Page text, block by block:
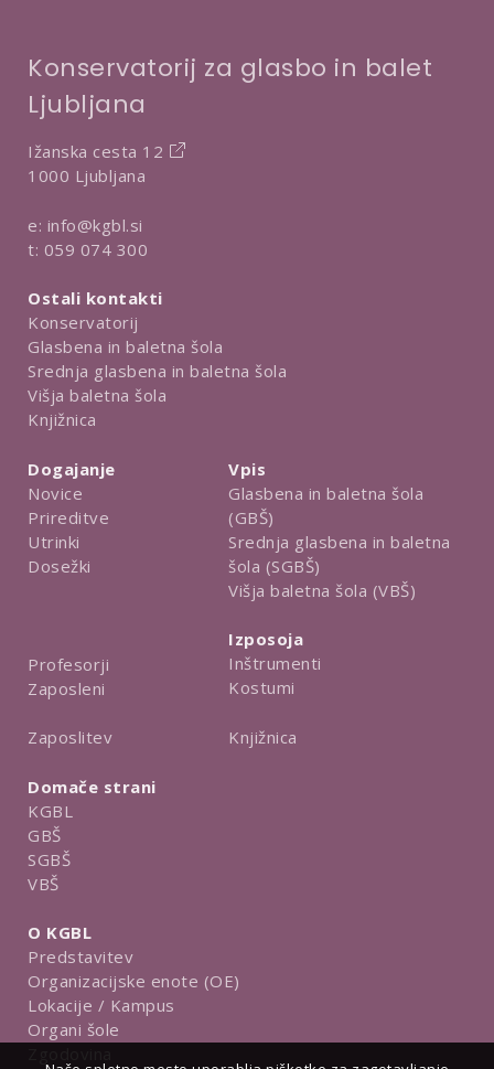
Konservatorij za glasbo in balet
Ljubljana
Ižanska cesta 12
1000 Ljubljana
e: info@kgbl.si
t: 059 074 300
Ostali kontakti
Konservatorij
Glasbena in baletna šola
Srednja glasbena in baletna šola
Višja baletna šola
Knjižnica
Dogajanje
Novice
Prireditve
Utrinki
Dosežki
Profesorji
Zaposleni
Zaposlitev
Vpis
Glasbena in baletna šola
(GBŠ)
Srednja glasbena in baletna
šola (SGBŠ)
Višja baletna šola (VBŠ)
Izposoja
Inštrumenti
Kostumi
Knjižnica
Domače strani
KGBL
GBŠ
SGBŠ
VBŠ
O KGBL
Predstavitev
Organizacijske enote (OE)
Lokacije / Kampus
Organi šole